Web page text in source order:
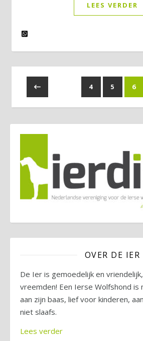
LEES VERDER
4 5 6
OVER DE IER
De Ier is gemoedelijk en
vreemden! Een Ierse Wolfshond is
aan zijn baas, lief voor kinderen,
niet slaafs.
Lees verder